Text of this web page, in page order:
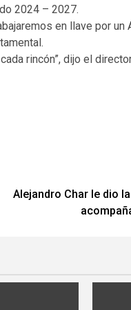
2024 – 2027.
en llave por
rincón”, dijo el
Alejandro Char le dio